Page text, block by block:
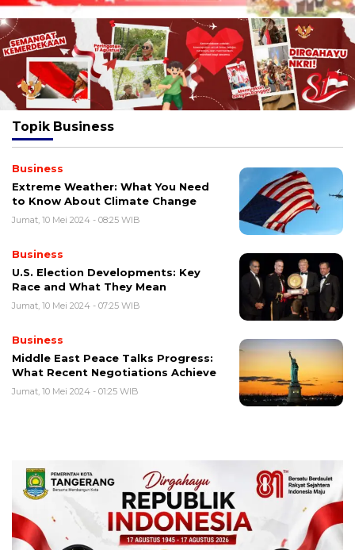
Topik Business
Business
Extreme Weather: What You Need
to Know About Climate Change
Jumat, 10 Mei 2024 - 08:25 WIB
Business
U.S. Election Developments: Key
Race and What They Mean
Jumat, 10 Mei 2024 - 07:25 WIB
Business
Middle East Peace Talks Progress:
What Recent Negotiations Achieve
Jumat, 10 Mei 2024 - 01:25 WIB